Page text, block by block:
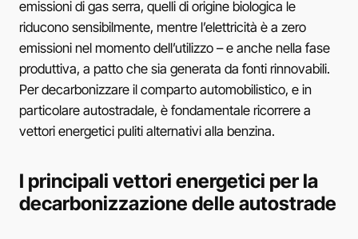
emissioni di gas serra, quelli di origine biologica le
riducono sensibilmente, mentre l’elettricità è a zero
emissioni nel momento dell’utilizzo – e anche nella fase
produttiva, a patto che sia generata da fonti rinnovabili.
Per decarbonizzare il comparto automobilistico, e in
particolare autostradale, è fondamentale ricorrere a
vettori energetici puliti alternativi alla benzina.
I principali vettori energetici per la
decarbonizzazione delle autostrade